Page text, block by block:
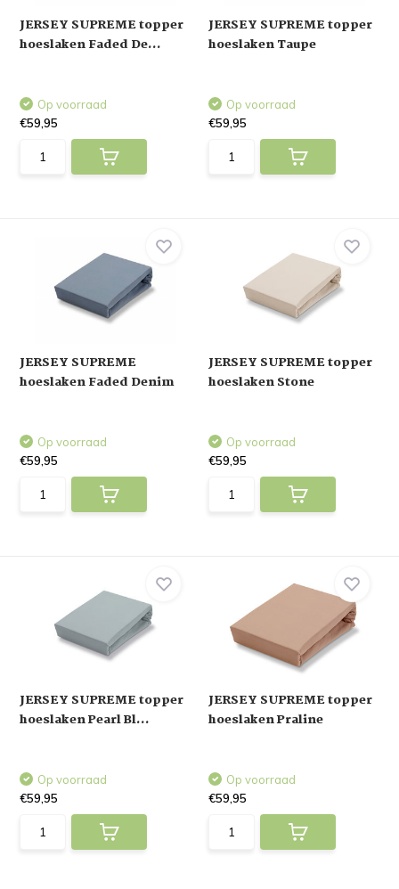
JERSEY SUPREME topper
hoeslaken Faded De...
Op voorraad
€59,95
JERSEY SUPREME topper
hoeslaken Taupe
Op voorraad
€59,95
JERSEY SUPREME
hoeslaken Faded Denim
Op voorraad
€59,95
JERSEY SUPREME topper
hoeslaken Stone
Op voorraad
€59,95
JERSEY SUPREME topper
hoeslaken Pearl Bl...
Op voorraad
€59,95
JERSEY SUPREME topper
hoeslaken Praline
Op voorraad
€59,95